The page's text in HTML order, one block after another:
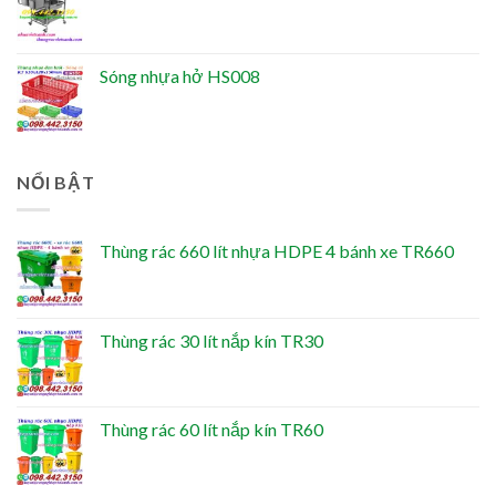
Sóng nhựa hở HS008
NỔI BẬT
Thùng rác 660 lít nhựa HDPE 4 bánh xe TR660
Thùng rác 30 lít nắp kín TR30
Thùng rác 60 lít nắp kín TR60